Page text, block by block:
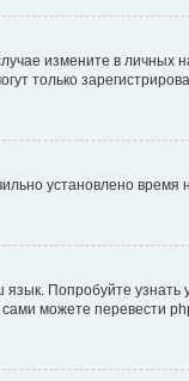
измените в личных
только
установлено время
Попробуйте узнать
можете перевести